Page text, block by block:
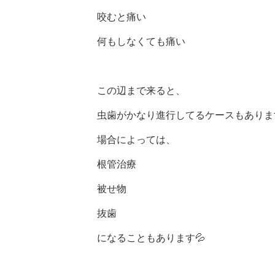
咬むと痛い
何もしなくても痛い
この辺まで来ると、
虫歯がかなり進行してるケースもあり
場合によっては、
根管治療
被せ物
抜歯
になることもあります💦